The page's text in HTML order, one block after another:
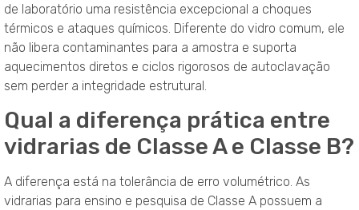
de laboratório uma resistência excepcional a choques
térmicos e ataques químicos. Diferente do vidro comum, ele
não libera contaminantes para a amostra e suporta
aquecimentos diretos e ciclos rigorosos de autoclavação
sem perder a integridade estrutural.
Qual a diferença prática entre
vidrarias de Classe A e Classe B?
A diferença está na tolerância de erro volumétrico. As
vidrarias para ensino e pesquisa de Classe A possuem a